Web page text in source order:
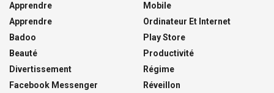
Apprendre
Apprendre
Badoo
Beauté
Divertissement
Facebook Messenger
Mobile
Ordinateur Et Internet
Play Store
Productivité
Régime
Réveillon